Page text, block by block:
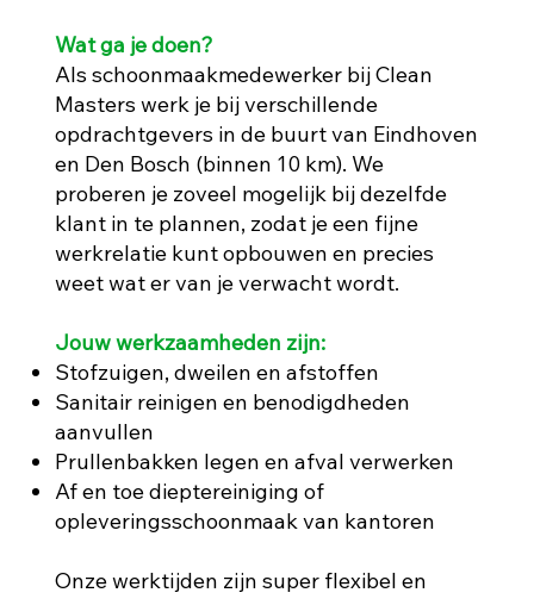
Wat ga je doen?
Als schoonmaakmedewerker bij Clean
Masters werk je bij verschillende
opdrachtgevers in de buurt van Eindhoven
en Den Bosch (binnen 10 km). We
proberen je zoveel mogelijk bij dezelfde
klant in te plannen, zodat je een fijne
werkrelatie kunt opbouwen en precies
weet wat er van je verwacht wordt.
Jouw werkzaamheden zijn:
Stofzuigen, dweilen en afstoffen
Sanitair reinigen en benodigdheden
aanvullen
Prullenbakken legen en afval verwerken
Af en toe dieptereiniging of
opleveringsschoonmaak van kantoren
Onze werktijden zijn super flexibel en